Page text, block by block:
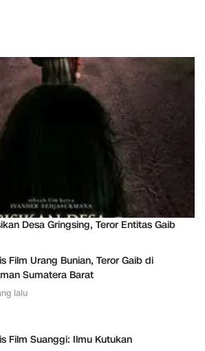
Desa Gringsing, Teror Entitas Gaib
Film Urang Bunian, Teror Gaib di
Sumatera Barat
lalu
Film Suanggi: Ilmu Kutukan